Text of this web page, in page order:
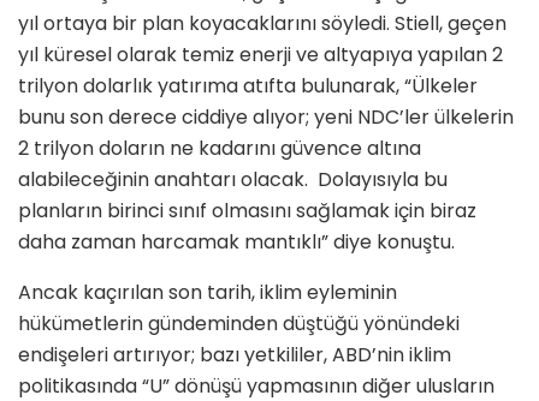
yıl ortaya bir plan koyacaklarını söyledi. Stiell, geçen
yıl küresel olarak temiz enerji ve altyapıya yapılan 2
trilyon dolarlık yatırıma atıfta bulunarak, “Ülkeler
bunu son derece ciddiye alıyor; yeni NDC’ler ülkelerin
2 trilyon doların ne kadarını güvence altına
alabileceğinin anahtarı olacak. Dolayısıyla bu
planların birinci sınıf olmasını sağlamak için biraz
daha zaman harcamak mantıklı” diye konuştu.
Ancak kaçırılan son tarih, iklim eyleminin
hükümetlerin gündeminden düştüğü yönündeki
endişeleri artırıyor; bazı yetkililer, ABD’nin iklim
politikasında “U” dönüşü yapmasının diğer ulusların